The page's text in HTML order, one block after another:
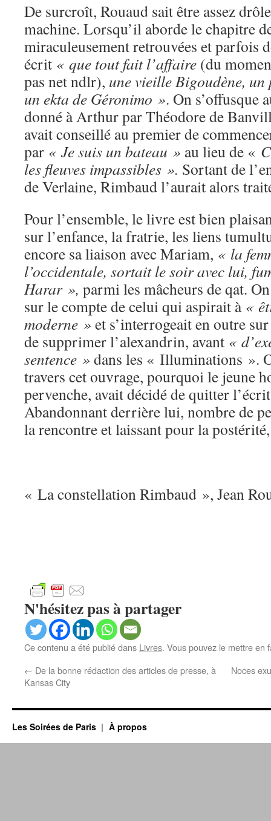
De surcroît, Rouaud sait être assez
machine. Lorsqu’il aborde le chapitre
miraculeusement retrouvées et parfois
écrit « que tout fait l’affaire (du
pas net ndlr), une vieille Bigoudène,
un ekta de Géronimo ». On s’offusque
donné à Arthur par Théodore de
avait conseillé au premier de
par « Je suis un bateau » au lieu de «
les fleuves impassibles ». Sortant de
de Verlaine, Rimbaud l’aurait alors
Pour l’ensemble, le livre est bien
sur l’enfance, la fratrie, les liens
encore sa liaison avec Mariam, « la
l’occidentale, sortait le soir avec lui,
Harar », parmi les mâcheurs de qat.
sur le compte de celui qui aspirait à «
moderne » et s’interrogeait en outre
de supprimer l’alexandrin, avant «
sentence » dans les « Illuminations ».
travers cet ouvrage, pourquoi le jeune
pervenche, avait décidé de quitter
Abandonnant derrière lui, nombre de
la rencontre et laissant pour la
« La constellation Rimbaud », Jean
N'hésitez pas à partager
Ce contenu a été publié dans Livres. Vous pouvez le mettre en
← De la bonne rédaction des articles de presse, à
Kansas City
Noces
Les Soirées de Paris À propos